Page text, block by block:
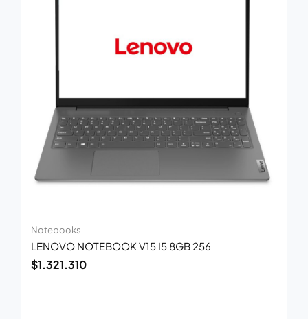
Notebooks
LENOVO NOTEBOOK V15 I5 8GB 256
$1.321.310